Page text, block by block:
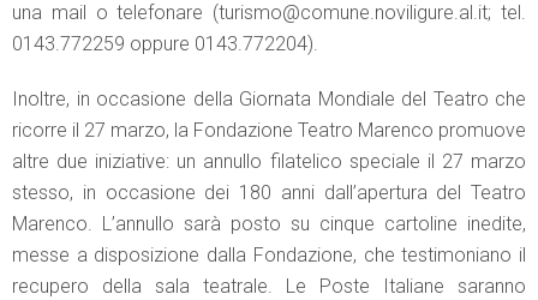
una mail o telefonare (turismo@comune.noviligure.al.it; tel.
0143.772259 oppure 0143.772204).
Inoltre, in occasione della Giornata Mondiale del Teatro che
ricorre il 27 marzo, la Fondazione Teatro Marenco promuove
altre due iniziative: un annullo filatelico speciale il 27 marzo
stesso, in occasione dei 180 anni dall’apertura del Teatro
Marenco. L’annullo sarà posto su cinque cartoline inedite,
messe a disposizione dalla Fondazione, che testimoniano il
recupero della sala teatrale. Le Poste Italiane saranno